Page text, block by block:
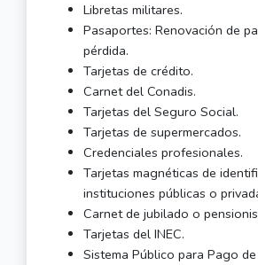
Libretas militares.
Pasaportes: Renovación de
pérdida.
Tarjetas de crédito.
Carnet del Conadis.
Tarjetas del Seguro Social.
Tarjetas de supermercados.
Credenciales profesionales.
Tarjetas magnéticas de
instituciones públicas o
Carnet de jubilado o
Tarjetas del INEC.
Sistema Público para Pago